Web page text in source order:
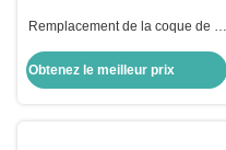
Remplacement de la coque de la
Remplacement de la coque du
porte-clés Buick
Obtenez le meilleur prix